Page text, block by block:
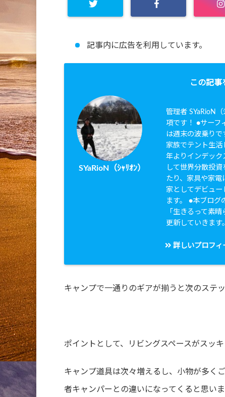
記事内に広告を利用しています。
この記事
SYaRioN（ｼｬﾘｵﾝ）
管理者 SYaRioN
項です！ ●サーフ
は週末の波乗り
家族でテント生活
年よりインデック
して世界分散投
たり、家具や家
家としてデビュー
ます。 ●本ブログ
「生きるって素
更新していきます。
詳しいプロフィ
キャンプで一通りのギアが揃うと次のステ
ポイントとして、リビングスペースがスッ
キャンプ道具は次々増えるし、小物が多く
者キャンパーとの違いになってくると思いま